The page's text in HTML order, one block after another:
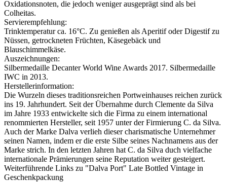
Oxidationsnoten, die jedoch weniger ausgeprägt sind als bei
Colheitas.
Servierempfehlung:
Trinktemperatur ca. 16°C. Zu genießen als Aperitif oder Digestif zu
Nüssen, getrockneten Früchten, Käsegebäck und
Blauschimmelkäse.
Auszeichnungen:
Silbermedaille Decanter World Wine Awards 2017. Silbermedaille
IWC in 2013.
Herstellerinformation:
Die Wurzeln dieses traditionsreichen Portweinhauses reichen zurück
ins 19. Jahrhundert. Seit der Übernahme durch Clemente da Silva
im Jahre 1933 entwickelte sich die Firma zu einem international
renommierten Hersteller, seit 1957 unter der Firmierung C. da Silva.
Auch der Marke Dalva verlieh dieser charismatische Unternehmer
seinen Namen, indem er die erste Silbe seines Nachnamens aus der
Marke strich. In den letzten Jahren hat C. da Silva duch vielfache
internationale Prämierungen seine Reputation weiter gesteigert.
Weiterführende Links zu "Dalva Port" Late Bottled Vintage in
Geschenkpackung